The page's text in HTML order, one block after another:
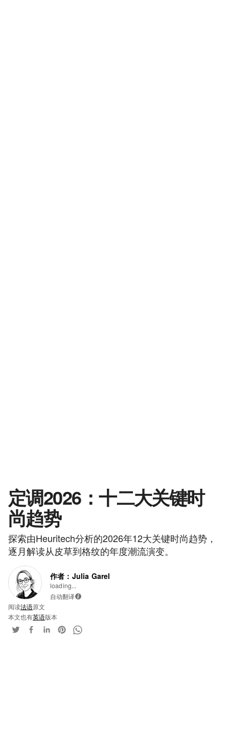
定调2026：十二大关键时
尚趋势
探索由Heuritech分析的2026年12大关键时尚趋势，
逐月解读从皮草到格纹的年度潮流演变。
作者：Julia Garel
loading...
自动翻译 i
阅读法语原文
本文也有英语版本